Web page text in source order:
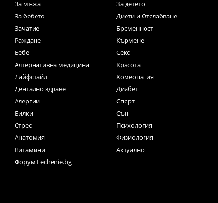
За мъжа
За детето
За бебето
Диети и Отслабване
Зачатие
Бременност
Раждане
Кърмене
Бебе
Секс
Алтернативна медицина
Красота
Лайфстайл
Хомеопатия
Дентално здраве
Диабет
Алергии
Спорт
Билки
Сън
Стрес
Психология
Анатомия
Физиология
Витамини
Актуално
Форум Lechenie.bg